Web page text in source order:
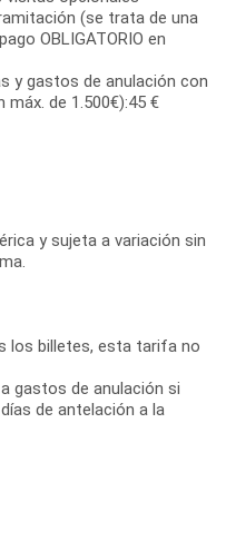
(se trata de una
OBLIGATORIO en
y gastos de anulación con
de 1.500€):45 €
y sujeta a variación sin
los billetes, esta tarifa no
gastos de anulación si
de antelación a la